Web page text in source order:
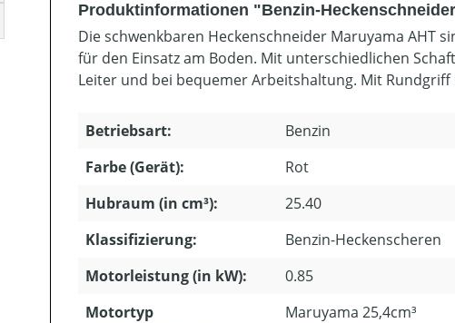
Produktinformationen "Benzin-
Die schwenkbaren Heckenschneider Maruyama AHT
für den Einsatz am Boden. Mit unterschiedlichen
Leiter und bei bequemer Arbeitshaltung. Mit
Betriebsart:
Benzin
Farbe (Gerät):
Rot
Hubraum (in cm³):
25.40
Klassifizierung:
Benzin-Heckenscheren
Motorleistung (in kW):
0.85
Motortyp
Maruyama 25,4cm³